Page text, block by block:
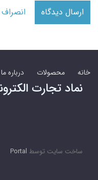
ارسال دیدگاه انصراف
خانه محصولات درباره ما
نماد تجارت
ساخت سایت توسط Portal